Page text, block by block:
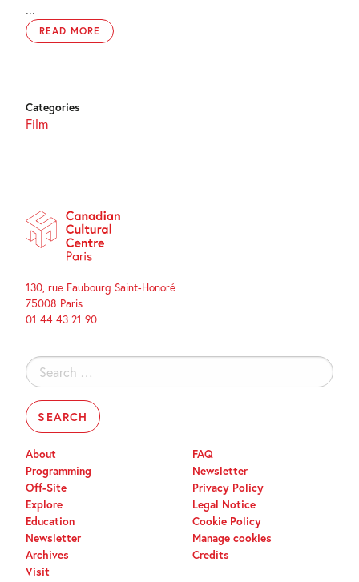
...
READ MORE
Categories
Film
130, rue Faubourg Saint-Honoré
75008 Paris
01 44 43 21 90
Search
for:
About
Programming
Off-Site
Explore
Education
Newsletter
Archives
Visit
FAQ
Newsletter
Privacy Policy
Legal Notice
Cookie Policy
Manage cookies
Credits